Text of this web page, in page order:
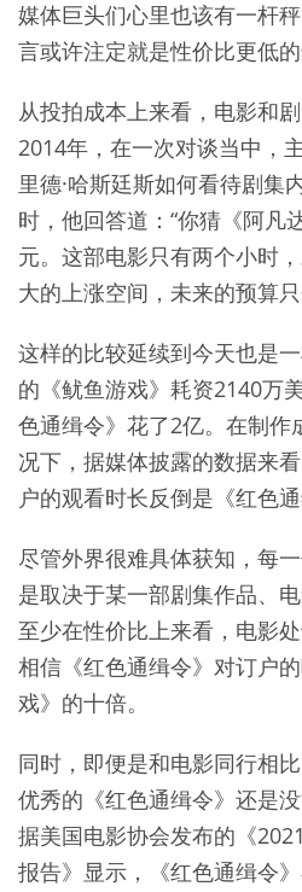
媒体巨头们心里也该有一杆
言或许注定就是性价比更低的
从投拍成本上来看，电影和
2014年，在一次对谈当中，
里德·哈斯廷斯如何看待剧集
时，他回答道：“你猜《阿凡
元。这部电影只有两个小时
大的上涨空间，未来的预算
这样的比较延续到今天也是
的《鱿鱼游戏》耗资2140万
色通缉令》花了2亿。在制作
况下，据媒体披露的数据来
户的观看时长反倒是《红色
尽管外界很难具体获知，每
是取决于某一部剧集作品、
至少在性价比上来看，电影
相信《红色通缉令》对订户
戏》的十倍。
同时，即便是和电影同行相
优秀的《红色通缉令》还是
据美国电影协会发布的《
报告》显示，《红色通缉令